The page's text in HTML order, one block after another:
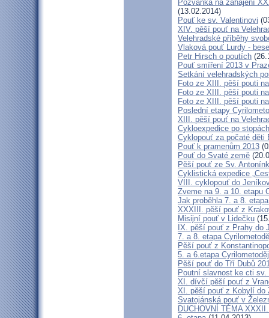
Pozvánka na zahájení
(13.02.2014)
Pouť ke sv. Valentinovi
XIV. pěší pouť na
Velehradské příběhy
Vlaková pouť Lurdy -
Petr Hirsch o poutích
Pouť smíření 2013 v
Setkání velehradských
Foto ze XIII. pěší pouti
Foto ze XIII. pěší pouti
Foto ze XIII. pěší pouti
Poslední etapy
XIII. pěší pouť na
Cykloexpedice po
Cyklopouť za počaté děti
Pouť k pramenům 2013
Pouť do Svaté země
Pěší pouť ze Sv.
Cyklistická expedice
VIII. cyklopouť do
Zveme na 9. a 10. etapu
Jak proběhla 7. a 8.
XXXIII. pěší pouť z
Misijní pouť v Lidečku
IX. pěší pouť z Prahy do
7. a 8. etapa
Pěší pouť z
5. a 6.etapa
Pěší pouť do Tří Dubů
Poutní slavnost ke cti sv.
XI. dívčí pěší pouť z
XI. pěší pouť z Kobylí do
Svatojánská pouť v
DUCHOVNÍ TÉMA